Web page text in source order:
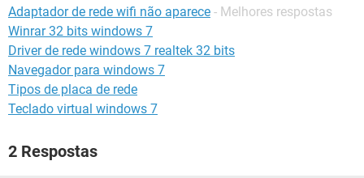
Adaptador de rede wifi não aparece - Melhores respostas
Winrar 32 bits windows 7
Driver de rede windows 7 realtek 32 bits
Navegador para windows 7
Tipos de placa de rede
Teclado virtual windows 7
2 Respostas